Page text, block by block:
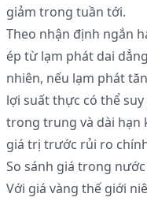
giảm trong tuần tới.
Theo nhận định ngắn
ép từ lạm phát dai
nhiên, nếu lạm phát
lợi suất thực có thể
trong trung và dài hạn
giá trị trước rủi ro
So sánh giá trong
Với giá vàng thế giới